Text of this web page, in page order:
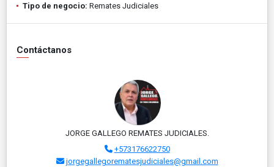
Tipo de negocio: Remates Judiciales
Contáctanos
JORGE GALLEGO REMATES JUDICIALES.
+573176622750
jorgegallegorematesjudiciales@gmail.com